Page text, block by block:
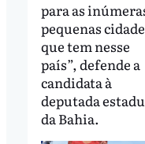
para as
pequenas
que tem nesse
país”, defende a
candidata à
deputada
da Bahia.